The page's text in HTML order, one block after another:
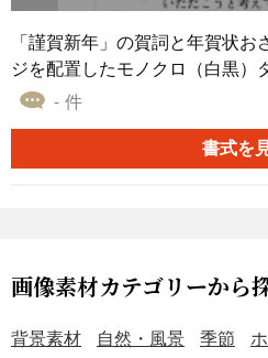
「謹賀新年」の賀詞と年賀状
ジを配置したモノクロ（白黒）
相手に失礼なく『年賀状のやり
いたり、いきなり年賀状を送ら
のメッセージではない通常タイプ
年始は忙しく年賀状を準備する
り、相手から年賀状が届いてか
- 件
書式を
画像素材カテゴリーから
背景素材 自然・風景 季節